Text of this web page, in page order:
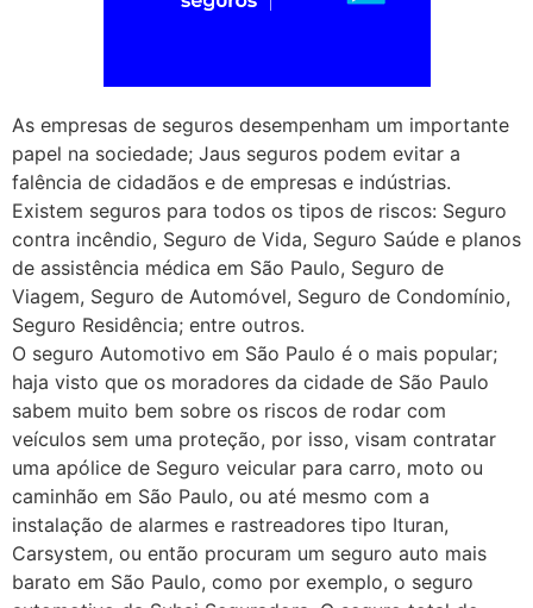
As empresas de seguros desempenham um importante
papel na sociedade; Jaus seguros podem evitar a
falência de cidadãos e de empresas e indústrias.
Existem seguros para todos os tipos de riscos: Seguro
contra incêndio, Seguro de Vida, Seguro Saúde e planos
de assistência médica em São Paulo, Seguro de
Viagem, Seguro de Automóvel, Seguro de Condomínio,
Seguro Residência; entre outros.
O seguro Automotivo em São Paulo é o mais popular;
haja visto que os moradores da cidade de São Paulo
sabem muito bem sobre os riscos de rodar com
veículos sem uma proteção, por isso, visam contratar
uma apólice de Seguro veicular para carro, moto ou
caminhão em São Paulo, ou até mesmo com a
instalação de alarmes e rastreadores tipo Ituran,
Carsystem, ou então procuram um seguro auto mais
barato em São Paulo, como por exemplo, o seguro